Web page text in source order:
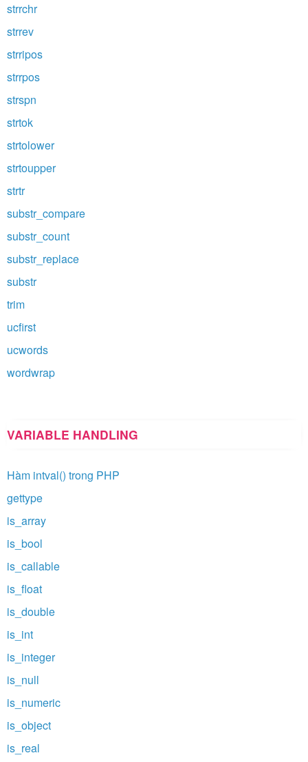
strrchr
strrev
strripos
strrpos
strspn
strtok
strtolower
strtoupper
strtr
substr_compare
substr_count
substr_replace
substr
trim
ucfirst
ucwords
wordwrap
VARIABLE HANDLING
Hàm intval() trong PHP
gettype
is_array
is_bool
is_callable
is_float
is_double
is_int
is_integer
is_null
is_numeric
is_object
is_real